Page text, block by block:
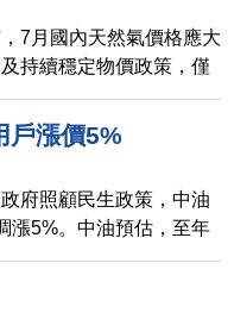
，這次再調漲5%，是否
7月國內天然氣價格應大
持續穩定物價政策，僅
戶漲價5%
府照顧民生政策，中油
漲5%。中油預估，至年